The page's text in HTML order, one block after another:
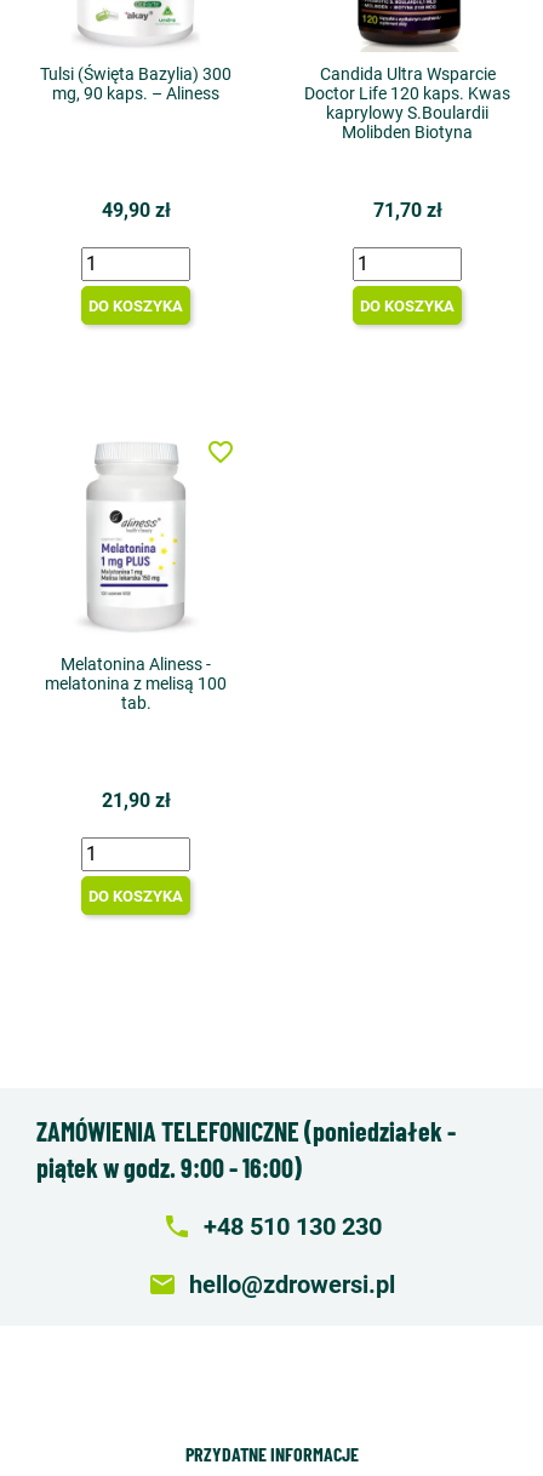
Tulsi (Święta Bazylia) 300
mg, 90 kaps. – Aliness
49,90 zł
DO KOSZYKA
Candida Ultra Wsparcie
Doctor Life 120 kaps. Kwas
kaprylowy S.Boulardii
Molibden Biotyna
71,70 zł
DO KOSZYKA
Melatonina Aliness -
melatonina z melisą 100
tab.
21,90 zł
DO KOSZYKA
favorite_border
ZAMÓWIENIA TELEFONICZNE (poniedziałek -
piątek w godz. 9:00 - 16:00)
local_phone +48 510 130 230
email hello@zdrowersi.pl
PRZYDATNE INFORMACJE